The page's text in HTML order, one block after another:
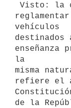
vehículos
la
misma
refiere el
de la